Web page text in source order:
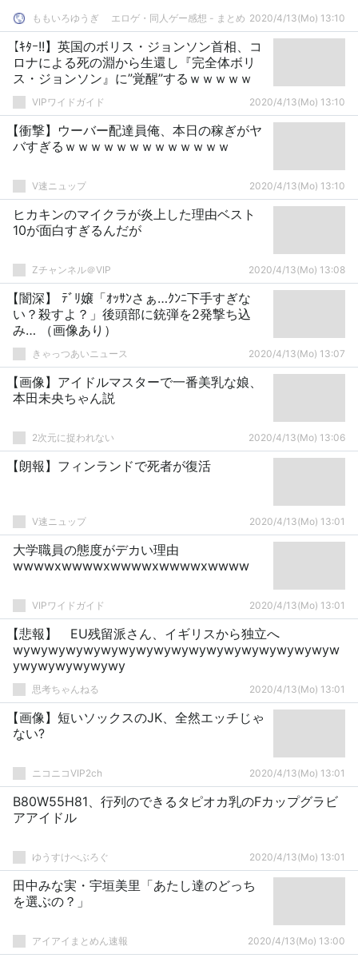
ももいろゆうぎ エロゲ・同人ゲー感想 - まとめ 2020/4/13(Mo) 13:10
【ｷﾀｰ!!】英国のボリス・ジョンソン首相、コ
ロナによる死の淵から生還し『完全体ボリ
ス・ジョンソン』に”覚醒”するｗｗｗｗｗ
VIPワイドガイド 2020/4/13(Mo) 13:10
【衝撃】ウーバー配達員俺、本日の稼ぎがヤ
バすぎるｗｗｗｗｗｗｗｗｗｗｗｗｗ
V速ニュップ 2020/4/13(Mo) 13:10
ヒカキンのマイクラが炎上した理由ベスト
10が面白すぎるんだが
Zチャンネル＠VIP 2020/4/13(Mo) 13:08
【闇深】 ﾃﾞﾘ嬢「ｵｯｻﾝさぁ…ｸﾝﾆ下手すぎな
い？殺すよ？」後頭部に銃弾を2発撃ち込
み… （画像あり）
きゃっつあいニュース 2020/4/13(Mo) 13:07
【画像】アイドルマスターで一番美乳な娘、
本田未央ちゃん説
2次元に捉われない 2020/4/13(Mo) 13:06
【朗報】フィンランドで死者が復活
V速ニュップ 2020/4/13(Mo) 13:01
大学職員の態度がデカい理由
wwwwxwwwwxwwwwxwwwwxwwww
VIPワイドガイド 2020/4/13(Mo) 13:01
【悲報】 EU残留派さん、イギリスから独立へ
wywywywywywywywywywywywywywywywywywyw
ywywywywywywy
思考ちゃんねる 2020/4/13(Mo) 13:01
【画像】短いソックスのJK、全然エッチじゃ
ない?
ニコニコVIP2ch 2020/4/13(Mo) 13:01
B80W55H81、行列のできるタピオカ乳のFカップグラビ
アアイドル
ゆうすけべぶろぐ 2020/4/13(Mo) 13:01
田中みな実・宇垣美里「あたし達のどっち
を選ぶの？」
アイアイまとめん速報 2020/4/13(Mo) 13:00